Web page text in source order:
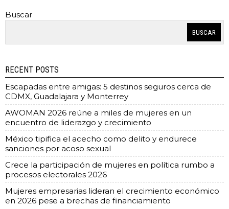
Buscar
BUSCAR
RECENT POSTS
Escapadas entre amigas: 5 destinos seguros cerca de
CDMX, Guadalajara y Monterrey
AWOMAN 2026 reúne a miles de mujeres en un
encuentro de liderazgo y crecimiento
México tipifica el acecho como delito y endurece
sanciones por acoso sexual
Crece la participación de mujeres en política rumbo a
procesos electorales 2026
Mujeres empresarias lideran el crecimiento económico
en 2026 pese a brechas de financiamiento